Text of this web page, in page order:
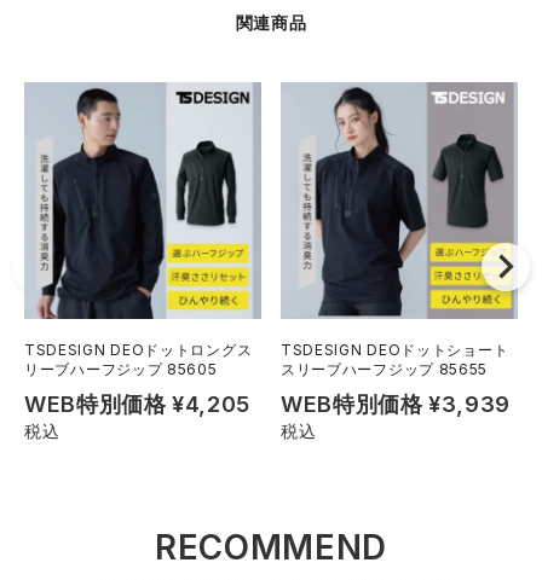
関連商品
TSDESIGN DEOドットロングス
リーブハーフジップ 85605
WEB特別価格¥4,205
税込
TSDESIGN DEOドットショート
スリーブハーフジップ 85655
WEB特別価格¥3,939
税込
RECOMMEND